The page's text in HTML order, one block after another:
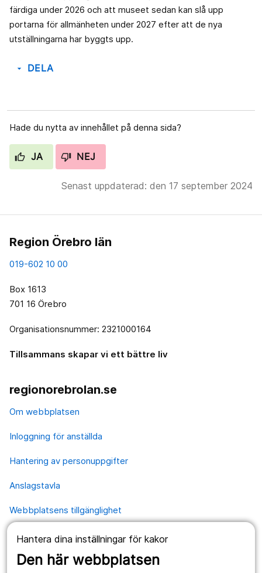
Hantera dina inställningar för kakor
Den här webbplatsen
färdiga under 2026 och att museet sedan kan slå upp
portarna för allmänheten under 2027 efter att de nya
utställningarna har byggts upp.
arrow_drop_down DELA
Hade du nytta av innehållet på denna sida?
JA NEJ
Senast uppdaterad: den 17 september 2024
Region Örebro län
019-602 10 00
Box 1613
701 16 Örebro
Organisationsnummer: 2321000164
Tillsammans skapar vi ett bättre liv
regionorebrolan.se
Om webbplatsen
Inloggning för anställda
Hantering av personuppgifter
Anslagstavla
Webbplatsens tillgänglighet
Våra webbplatser
1177.se